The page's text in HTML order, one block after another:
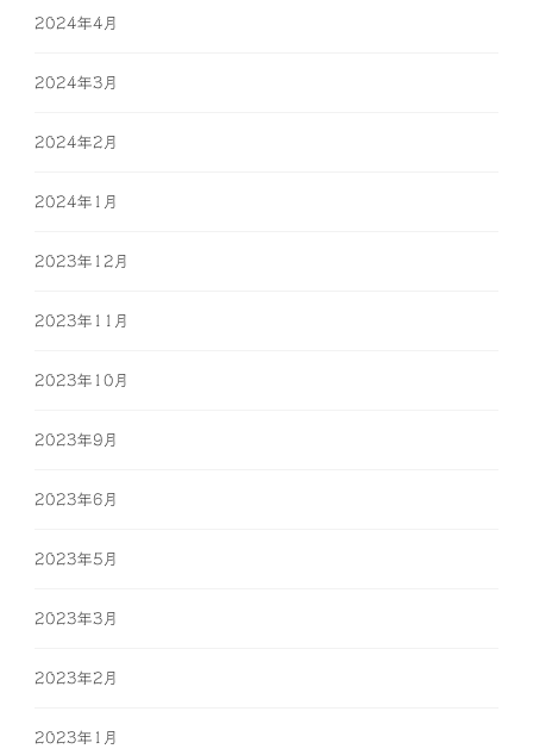
2024年4月
2024年3月
2024年2月
2024年1月
2023年12月
2023年11月
2023年10月
2023年9月
2023年6月
2023年5月
2023年3月
2023年2月
2023年1月